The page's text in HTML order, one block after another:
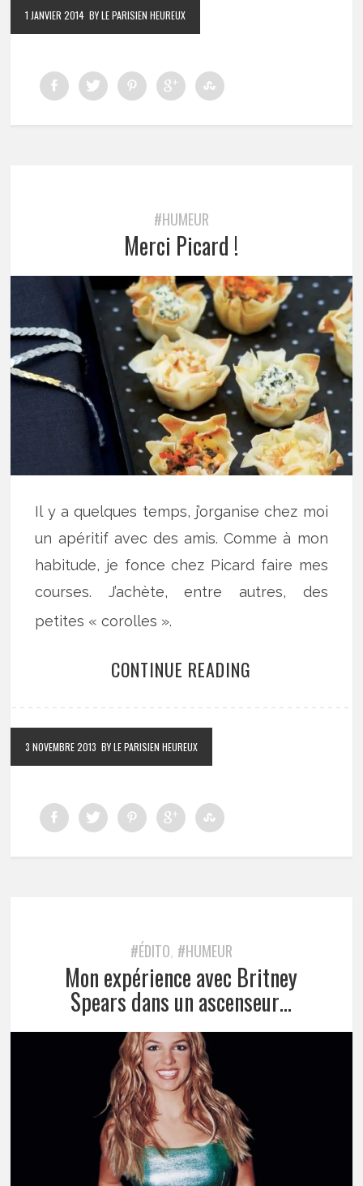
1 JANVIER 2014 BY LE PARISIEN HEUREUX
#HUMEUR
Merci Picard !
Il y a quelques temps, j’organise chez moi
un apéritif avec des amis. Comme à mon
habitude, je fonce chez Picard faire mes
courses. J’achète, entre autres, des
petites « corolles ».
CONTINUE READING
3 NOVEMBRE 2013 BY LE PARISIEN HEUREUX
#ÉDITO, #HUMEUR
Mon expérience avec Britney
Spears dans un ascenseur…